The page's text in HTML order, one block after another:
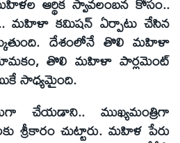
మహిళా కమిషన్ ఏర్పాటు చేసిన
దేశంలోనే తొలి మహిళా
తొలి మహిళా పార్లమెంట్
సాధ్యమైంది.
చేయడాని.. ముఖ్యమంత్రిగా
శ్రీకారం చుట్టారు. మహిళ పేరు